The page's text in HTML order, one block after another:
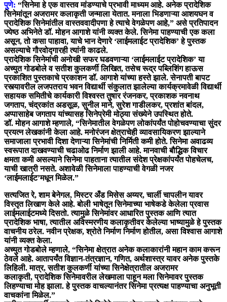
पुणे: “सिनेमा हे एक वास्तव मांडण्याचे प्रभावी माध्यम आहे. अनेक प्रादेशिक
सिनेमांतून अजरामर कलाकृती जन्माला येतात. मनाला भिडणाऱ्या आशयघन व
प्रादेशिक सिनेमांतील वास्तववादीपणा हे त्याचे वेगळेपण आहे,” असे प्रतिपादन
ज्येष्ठ अभिनेते डॉ. मोहन आगाशे यांनी व्यक्त केले. सिनेमा पाहण्याची एक कला
असून, तो कसा पाहावा, याचे भान देणारे ‘लाईमलाईट प्रादेशिक’ हे पुस्तक
असल्याचे गौरवोद्गारही त्यांनी काढले.
प्रादेशिक सिनेमांची अनोखी सफर घडवणाऱ्या ‘लाईमलाईट प्रादेशिक’ या
अच्युत गोडबोले व सतीश कुलकर्णी लिखित, तसेच रूद्र पब्लिशिंग हाऊस
प्रकाशित पुस्तकाचे प्रकाशन डॉ. आगाशे यांच्या हस्ते झाले. सेनापती बापट
रस्त्यावरील लजपतराय भवन विद्यार्थी संकुलात झालेल्या कार्यक्रमावेळी विद्यार्थी
सहायक समितीचे कार्यकारी विश्वस्त तुषार रंजनकर, प्रकाशक नवनाथ
जगताप, चंद्रकांत अडसूळ, सुनील माने, सुरेश गाडीलकर, प्रशांत बांदल,
अप्पासाहेब जगताप यांच्यासह सिनेप्रेमी मोठ्या संख्येने उपस्थित होते.
डॉ. मोहन आगाशे म्हणाले, “सिनेमातील वेगळेपण लोकांपर्यंत पोहोचवण्याचा सुंदर
प्रयत्न लेखकांनी केला आहे. मनोरंजन क्षेत्राचेही व्यावसायिकरण झाल्याने
समाजाला प्रभावी दिशा देणाऱ्या सिनेमांची निर्मिती कमी होते. सिनेमा अवाढव्य
स्वरूपात दाखवण्याची चढाओढ निर्माण झाली आहे. मानवाची बौद्धिक विचार
क्षमता कमी असल्याने सिनेमा पाहताना त्यातील संदेश प्रेक्षकांपर्यंत पोहचेलच,
याची खात्री नसते. अशावेळी सिनेमाला पाहण्याची वेगळी नजर
‘लाईमलाईट’मधून मिळेल.”
सत्यजित रे, शाम बेनेगल, मिस्टर अँड मिसेस अय्यर, चार्ली चापलीन यावर
विस्तृत लिखाण केले आहे. बोली भाषेतून सिनेमाच्या भाषेकडे केलेला प्रवास
लाईमलाईटमध्ये दिसतो. त्यामुळे सिनेमांवर आधारित पुस्तक आणि त्यात
प्रादेशिक भाषा, त्यातील अविस्मरणीय कलाकृतीवर केलेल्या भाष्यामुळे हे पुस्तक
वाचनीय ठरेल. नवीन प्रेक्षक, श्रोते निर्माण निर्माण होतील, असा विश्वास आगाशे
यांनी व्यक्त केला.
अच्युत गोडबोले म्हणाले, “सिनेमा क्षेत्रात अनेक कलाकारांनी महान काम करून
ठेवले आहे. आतापर्यंत विज्ञान-तंत्रज्ञान, गणित, अर्थशास्त्र यावर अनेक पुस्तके
लिहिली. मात्र, सतीश कुलकर्णी यांच्या सिनेक्षेत्रातील अजरामर
कलाकृती, प्रादेशिक सिनेमावरील लेखमाला पाहून मला सिनेमावर पुस्तक
लिहण्याचा मोह झाला. हे पुस्तक वाचल्यानंतर सिनेमा प्रत्यक्ष पाहण्याचा अनुभूती
वाचकांना मिळेल.”